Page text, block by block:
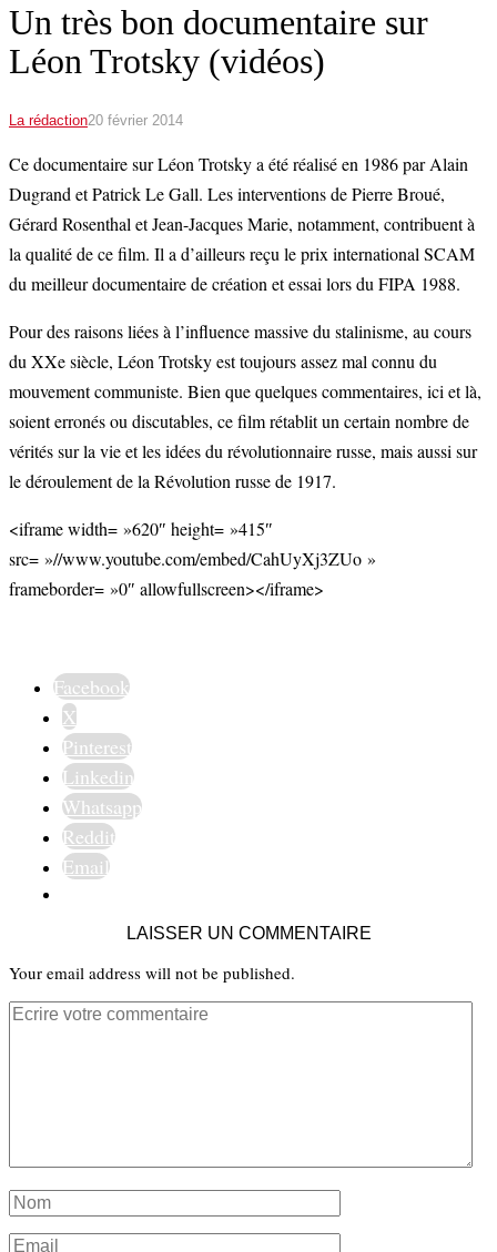
Un très bon documentaire sur
Léon Trotsky (vidéos)
La rédaction20 février 2014
Ce documentaire sur Léon Trotsky a été réalisé en 1986 par Alain
Dugrand et Patrick Le Gall. Les interventions de Pierre Broué,
Gérard Rosenthal et Jean-Jacques Marie, notamment, contribuent à
la qualité de ce film. Il a d’ailleurs reçu le prix international SCAM
du meilleur documentaire de création et essai lors du FIPA 1988.
Pour des raisons liées à l’influence massive du stalinisme, au cours
du XXe siècle, Léon Trotsky est toujours assez mal connu du
mouvement communiste. Bien que quelques commentaires, ici et là,
soient erronés ou discutables, ce film rétablit un certain nombre de
vérités sur la vie et les idées du révolutionnaire russe, mais aussi sur
le déroulement de la Révolution russe de 1917.
<iframe width= »620″ height= »415″
src= »//www.youtube.com/embed/CahUyXj3ZUo »
frameborder= »0″ allowfullscreen></iframe>
Facebook
X
Pinterest
Linkedin
Whatsapp
Reddit
Email
LAISSER UN COMMENTAIRE
Your email address will not be published.